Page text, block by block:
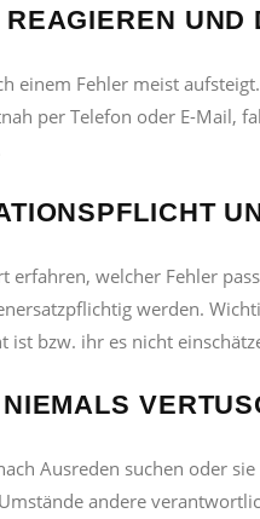
einem Fehler meist
per Telefon oder E-Mail,
erfahren, welcher Fehler
werden.
ist bzw. ihr es nicht
Ausreden suchen oder
andere